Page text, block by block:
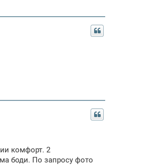
комфорт. 2
боди. По запросу фото